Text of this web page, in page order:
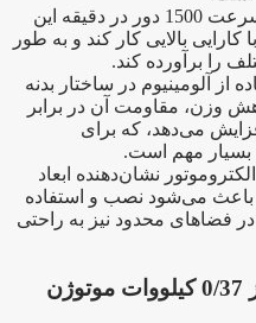
: سرعت 1500 دور در دقیقه این
بالایی کار کند و به طور
را برآورده کند.
از آلومینیوم در ساختار بدنه
وزن، مقاومت آن در برابر
می‌دهد، که برای
مهم است.
71 این الکتروموتور نشان‌دهنده ابعاد
می‌شود نصب و استفاده
در فضاهای محدود نیز به راحتی